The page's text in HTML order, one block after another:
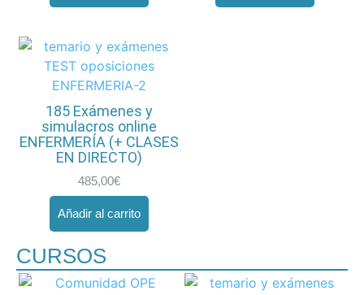
185 Exámenes y
simulacros online
ENFERMERÍA (+ CLASES
EN DIRECTO)
485,00€
Añadir al carrito
CURSOS